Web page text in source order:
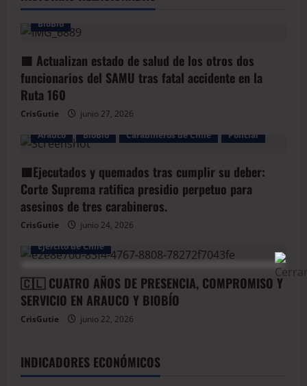
BioBio
🟥 Actualizan estado de salud de los otros dos
funcionarios del SAMU tras fatal accidente en la
Ruta 160
CrisGutie
junio 27, 2026
Arauco
BioBio Carabineros de Chile Policial
🟥Ejecutados y quemados tras cumplir su deber:
Corte Suprema ratifica presidio perpetuo para
asesinos de tres carabineros.
CrisGutie junio 24, 2026
Arauco Armada de Chile
Ejercito de Chile
🇨🇱 CUATRO AÑOS DE PRESENCIA, COMPROMISO Y
SERVICIO EN ARAUCO Y BIOBÍO
CrisGutie junio 22, 2026
INDICADORES ECONÓMICOS